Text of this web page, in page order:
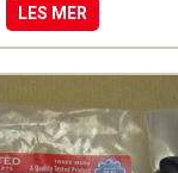
LES MER